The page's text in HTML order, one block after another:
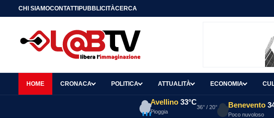
CHI SIAMOCONTATTIPUBBLICITÀCERCA
HOME CRONACA POLITICA ATTUALITÀ ECONOMIA
Avellino 33°C
Pioggia
36° / 20° Benevento
Poco nuvoloso